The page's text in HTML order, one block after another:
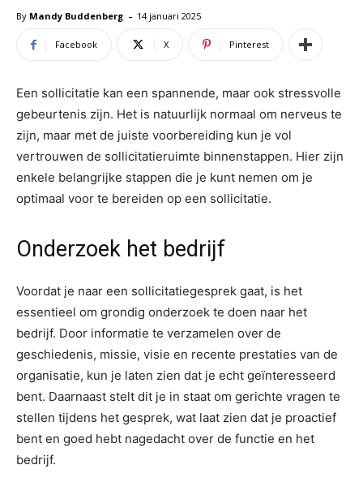
By Mandy Buddenberg - 14 januari 2025
Facebook X Pinterest
Een sollicitatie kan een spannende, maar ook stressvolle
gebeurtenis zijn. Het is natuurlijk normaal om nerveus te
zijn, maar met de juiste voorbereiding kun je vol
vertrouwen de sollicitatieruimte binnenstappen. Hier zijn
enkele belangrijke stappen die je kunt nemen om je
optimaal voor te bereiden op een sollicitatie.
Onderzoek het bedrijf
Voordat je naar een sollicitatiegesprek gaat, is het
essentieel om grondig onderzoek te doen naar het
bedrijf. Door informatie te verzamelen over de
geschiedenis, missie, visie en recente prestaties van de
organisatie, kun je laten zien dat je echt geïnteresseerd
bent. Daarnaast stelt dit je in staat om gerichte vragen te
stellen tijdens het gesprek, wat laat zien dat je proactief
bent en goed hebt nagedacht over de functie en het
bedrijf.